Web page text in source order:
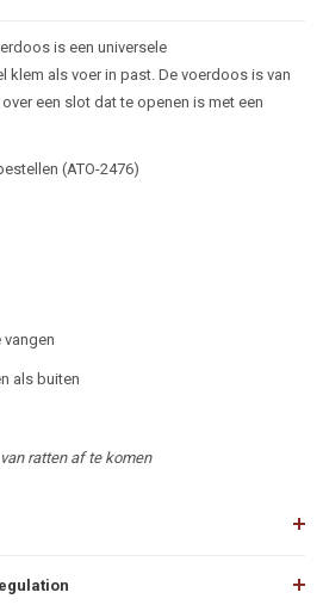
is een universele
klem als voer in past. De voerdoos is van
een slot dat te openen is met een
(ATO-2476)
vangen
als buiten
ratten af te komen